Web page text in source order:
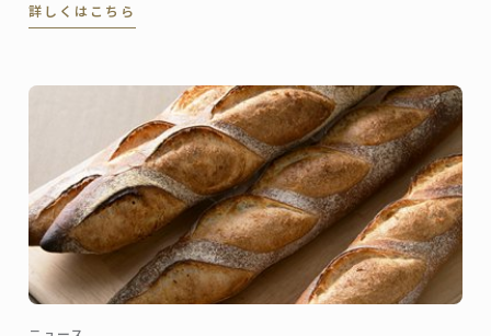
しています。
詳しくはこちら